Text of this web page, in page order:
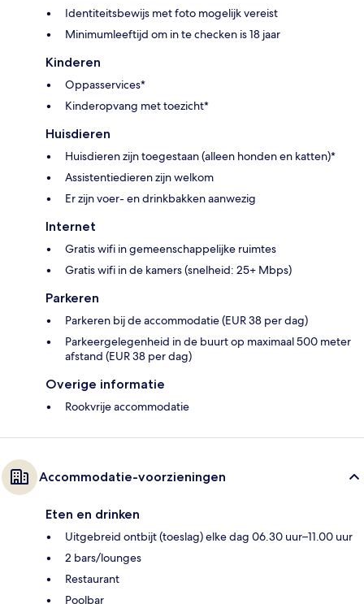
Identiteitsbewijs met foto mogelijk vereist
Minimumleeftijd om in te checken is 18 jaar
Kinderen
Oppasservices*
Kinderopvang met toezicht*
Huisdieren
Huisdieren zijn toegestaan (alleen honden en katten)*
Assistentiedieren zijn welkom
Er zijn voer- en drinkbakken aanwezig
Internet
Gratis wifi in gemeenschappelijke ruimtes
Gratis wifi in de kamers (snelheid: 25+ Mbps)
Parkeren
Parkeren bij de accommodatie (EUR 38 per dag)
Parkeergelegenheid in de buurt op maximaal 500 meter
afstand (EUR 38 per dag)
Overige informatie
Rookvrije accommodatie
Accommodatie-voorzieningen
Eten en drinken
Uitgebreid ontbijt (toeslag) elke dag 06.30 uur–11.00 uur
2 bars/lounges
Restaurant
Poolbar